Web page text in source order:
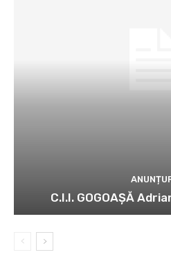
C.I.I. GOGOAŞĂ